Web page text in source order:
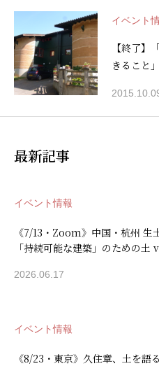
イベント
【終了】
きること
最新記事
イベント情報
《7/13・Zoom》中国・杭州 生
「持続可能な建築」のための土
2026.06.17
イベント情報
《8/23・東京》久住章、土を語